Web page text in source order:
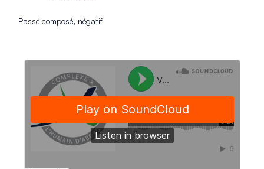
Passé composé, négatif